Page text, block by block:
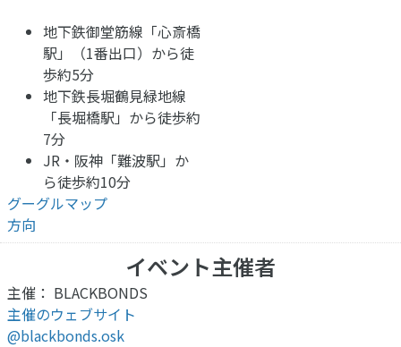
地下鉄御堂筋線「心斎橋
駅」（1番出口）から徒
歩約5分
地下鉄長堀鶴見緑地線
「長堀橋駅」から徒歩約
7分
JR・阪神「難波駅」か
ら徒歩約10分
グーグルマップ
方向
イベント主催者
主催： BLACKBONDS
主催のウェブサイト
@blackbonds.osk